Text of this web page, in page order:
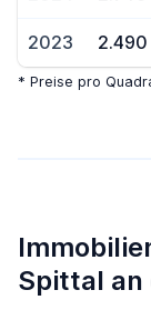
2023 2.490
* Preise pro
Spittal an